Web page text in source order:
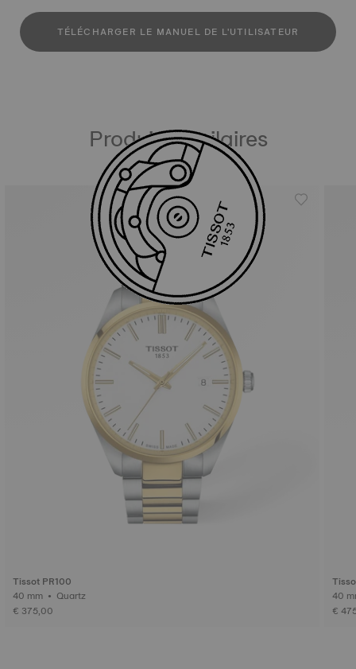
TÉLÉCHARGER LE MANUEL DE L'UTILISATEUR
Produits similaires
Tissot PR100
40 mm • Quartz
€ 375,00
€